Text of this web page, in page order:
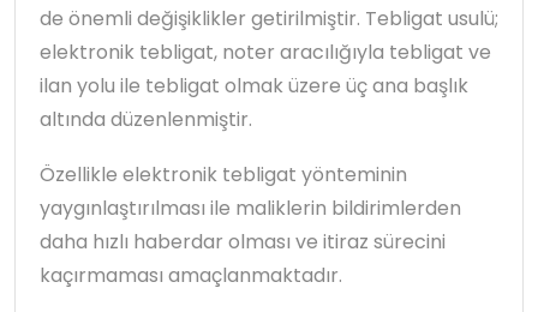
de önemli değişiklikler getirilmiştir. Tebligat usulü;
elektronik tebligat, noter aracılığıyla tebligat ve
ilan yolu ile tebligat olmak üzere üç ana başlık
altında düzenlenmiştir.
Özellikle elektronik tebligat yönteminin
yaygınlaştırılması ile maliklerin bildirimlerden
daha hızlı haberdar olması ve itiraz sürecini
kaçırmaması amaçlanmaktadır.